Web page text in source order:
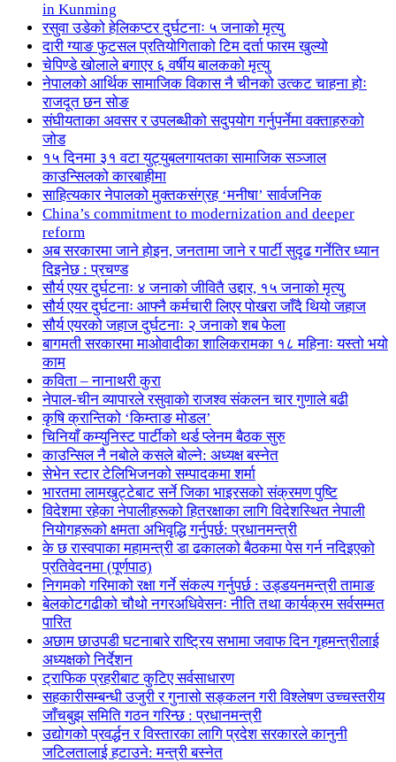
in Kunming
रसुवा उडेको हेलिकप्टर दुर्घटनाः ५ जनाको मृत्यु
दारी ग्याङ फुटसल प्रतियोगिताको टिम दर्ता फारम खुल्यो
चेपिण्डे खोलाले बगाएर ६ वर्षीय बालकको मृत्यु
नेपालको आर्थिक सामाजिक विकास नै चीनको उत्कट चाहना होः
राजदूत छन सोङ
संघीयताका अवसर र उपलब्धीको सदुपयोग गर्नुपर्नेमा वक्ताहरुको
जोड
१५ दिनमा ३१ वटा युट्युबलगायतका सामाजिक सञ्जाल
काउन्सिलको कारबाहीमा
साहित्यकार नेपालको मुक्तकसंग्रह ‘मनीषा’ सार्वजनिक
China’s commitment to modernization and deeper
reform
अब सरकारमा जाने होइन, जनतामा जाने र पार्टी सुदृढ गर्नेतिर ध्यान
दिइनेछ : प्रचण्ड
सौर्य एयर दुर्घटनाः ४ जनाको जीवितै उद्दार, १५ जनाको मृत्यु
सौर्य एयर दुर्घटनाः आफ्नै कर्मचारी लिएर पोखरा जाँदै थियो जहाज
सौर्य एयरको जहाज दुर्घटनाः २ जनाको शब फेला
बागमती सरकारमा माओवादीका शालिकरामका १८ महिनाः यस्तो भयो
काम
कविता – नानाथरी कुरा
नेपाल-चीन व्यापारले रसुवाको राजश्व संकलन चार गुणाले बढी
कृषि क्रान्तिको ‘किम्ताङ मोडल’
चिनियाँ कम्युनिस्ट पार्टीको थर्ड प्लेनम बैठक सुरु
काउन्सिल नै नबोले कसले बोल्ने: अध्यक्ष बस्नेत
सेभेन स्टार टेलिभिजनको सम्पादकमा शर्मा
भारतमा लामखुट्टेबाट सर्ने जिका भाइरसको संक्रमण पुष्टि
विदेशमा रहेका नेपालीहरूको हितरक्षाका लागि विदेशस्थित नेपाली
नियोगहरूको क्षमता अभिवृद्धि गर्नुपर्छ: प्रधानमन्त्री
के छ रास्वपाका महामन्त्री डा ढकालको बैठकमा पेस गर्न नदिइएको
प्रतिवेदनमा (पूर्णपाठ)
निगमको गरिमाको रक्षा गर्ने संकल्प गर्नुपर्छ : उड्डयनमन्त्री तामाङ
बेलकोटगढीको चौथो नगरअधिवेसनः नीति तथा कार्यक्रम सर्वसम्मत
पारित
अछाम छाउपडी घटनाबारे राष्ट्रिय सभामा जवाफ दिन गृहमन्त्रीलाई
अध्यक्षको निर्देशन
ट्राफिक प्रहरीबाट कुटिए सर्वसाधारण
सहकारीसम्बन्धी उजुरी र गुनासो सङ्कलन गरी विश्लेषण उच्चस्तरीय
जाँचबुझ समिति गठन गरिन्छ : प्रधानमन्त्री
उद्योगको प्रवर्द्धन र विस्तारका लागि प्रदेश सरकारले कानुनी
जटिलतालाई हटाउने: मन्त्री बस्नेत